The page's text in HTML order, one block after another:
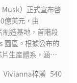
）正式宣布啓
億美元，由
制造基地，首階段
園區。根據公布的
生産體系，涵蓋
。馬斯克表示，
Vivianna梓溪 540